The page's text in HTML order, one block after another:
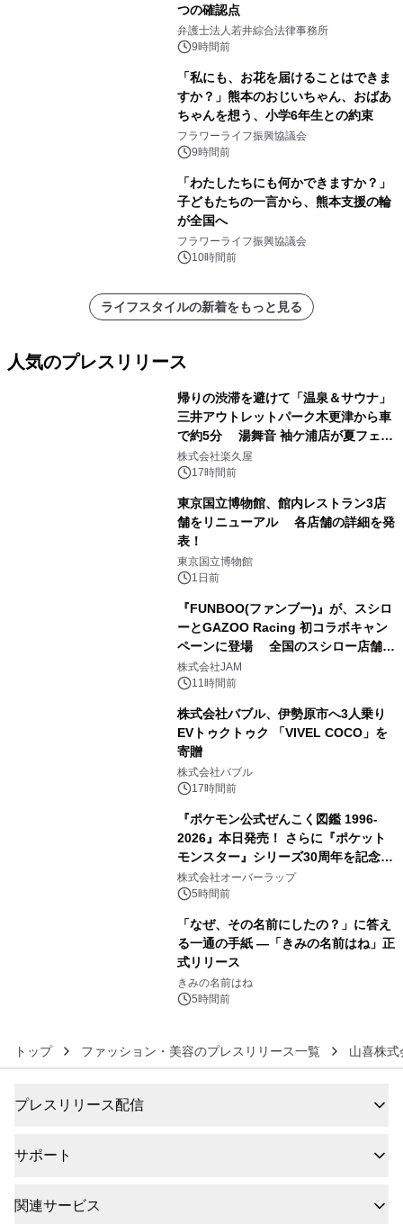
つの確認点
弁護士法人若井綜合法律事務所
9時間前
「私にも、お花を届けることはできま
すか？」熊本のおじいちゃん、おばあ
ちゃんを想う、小学6年生との約束
フラワーライフ振興協議会
9時間前
「わたしたちにも何かできますか？」
子どもたちの一言から、熊本支援の輪
が全国へ
フラワーライフ振興協議会
10時間前
ライフスタイルの新着をもっと見る
人気のプレスリリース
帰りの渋滞を避けて「温泉＆サウナ」
三井アウトレットパーク木更津から車
で約5分 湯舞音 袖ケ浦店が夏フェア
メニューを提供
株式会社楽久屋
17時間前
東京国立博物館、館内レストラン3店
舗をリニューアル 各店舗の詳細を発
表！
東京国立博物館
1日前
『FUNBOO(ファンブー)』が、スシロ
ーとGAZOO Racing 初コラボキャン
ペーンに登場 全国のスシロー店舗で
GR 4車種の FUNBOO(ミニカー)付き
メニューが展開されます
株式会社JAM
11時間前
株式会社バブル、伊勢原市へ3人乗り
EVトゥクトゥク 「VIVEL COCO」を
寄贈
株式会社バブル
17時間前
『ポケモン公式ぜんこく図鑑 1996-
2026』本日発売！ さらに『ポケット
モンスター』シリーズ30周年を記念し
た画集『ポケットモンスター ビジュア
ルアートブック』の発売決定！ 2026
株式会社オーバーラップ
5時間前
「なぜ、その名前にしたの？」に答え
る一通の手紙 ―「きみの名前はね」正
式リリース
きみの名前はね
5時間前
トップ ファッション・美容のプレスリリース一覧 山喜株式
プレスリリース配信
サポート
関連サービス